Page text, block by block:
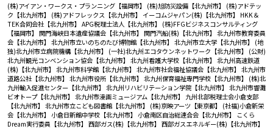
(株)アイアン・ワークス・プランニング【福岡市】 (株)旭防災設備【北九州市】 (株)アドテッ
ク【北九州市】 (株)アドフレックス【北九州市】 イーコムジャパン(株)【北九州市】 HKK＆
TEK合同会社【北九州市】 APG税理士法人【北九州市】 (株)FFGビジネスコンサルティング
【福岡市】 関門海峡日本遺産協議会【北九州市】 関門汽船(株)【北九州市】 北九州市教育委員
会【北九州市】 北九州市立いのちのたび博物館【北九州市】 北九州市立大学【北九州市】 (地
独)北九州市立病院機構【北九州市】 (一社)北九州エコタウンネットワーク【北九州市】 (公財)
北九州観光コンベンション協会【北九州市】 北九州看護大学校【北九州市】 北九州高速鉄道
(株)【北九州市】 北九州市科学館【北九州市】 北九州市社会福祉協議会【北九州市】 北九州市
道路公社【北九州市】 北九州市役所【北九州市】 北九州保育福祉専門学校【北九州市】 (株)北
九州輸入促進センター【北九州市】 北九州リハビリテーション学院【北九州市】 北九州市響灘
ビオトープ【北九州市】 北九州市漫画ミュージアム【北九州市】 九州北部税理士会小倉支部
【北九州市】 北九州市立こども図書館【北九州市】 (株)京映アーツ【東京都】 (社福)小倉新栄
会【北九州市】 小倉日新館中学校【北九州市】 小倉南区自治総連合会【北九州市】
こくら
Dream実行委員【北九州市】 西部ガス(株)【北九州市】 西部ガスエネルギー(株)【北九州市】